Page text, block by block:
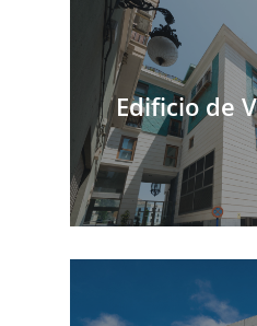
Edificio de